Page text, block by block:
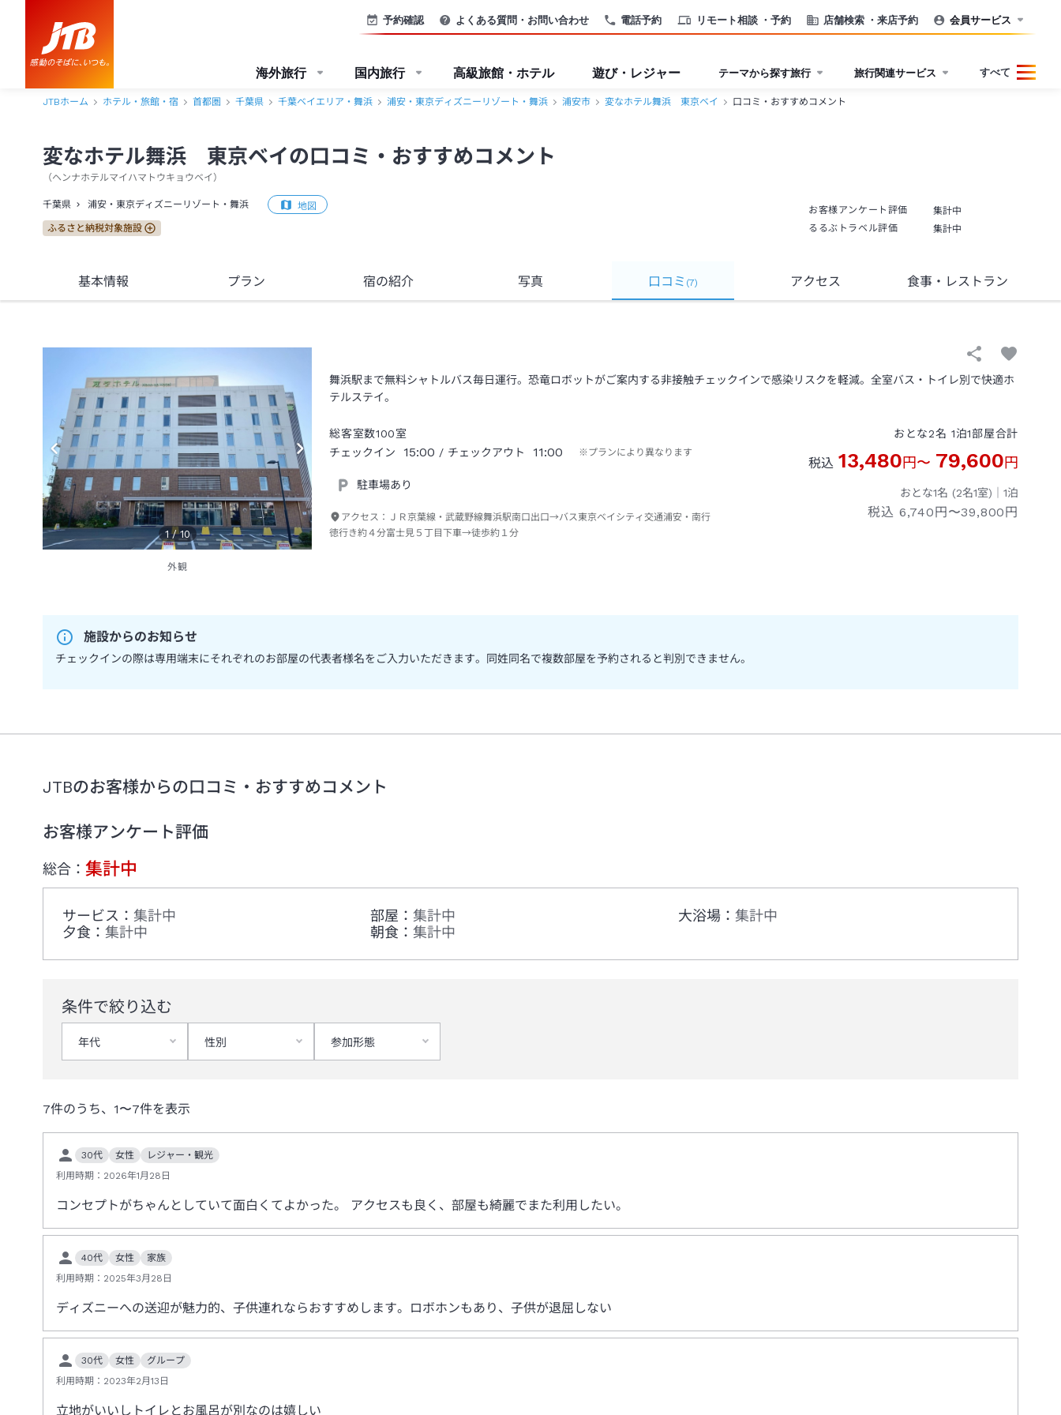
電話予約 リモート相談 ・予約 店舗検索 ・来店予約
予約確認 よくある質問・お問い合わせ 会員サービス
海外旅行 国内旅行 高級旅館・ホテル 遊び・レジャー テーマから探す旅行 旅行関連サービス すべて
JTBホーム ホテル・旅館・宿 首都圏 千葉県 千葉ベイエリア・舞浜 浦安・東京ディズニーリゾート・舞浜 浦安市 変なホテル舞浜 東京ベイ 口コミ・おすすめコメント
変なホテル舞浜 東京ベイの口コミ・おすすめコメント
（ヘンナホテルマイハマトウキョウベイ ）
千葉県 浦安・東京ディズニーリゾート・舞浜 地図
ふるさと納税対象施設
お客様アンケート評価
集計中
るるぶトラベル評価
集計中
基本情報 プラン 宿の紹介 写真 口コミ (7) アクセス 食事・レストラン
1 /10
外観
舞浜駅まで無料シャトルバス毎日運行。恐竜ロボットがご案内する非接触チェックインで感染リスクを軽減。全室バス・トイレ別で快適ホ
テルステイ。
総客室数100室
チェックイン
15:00 / チェックアウト 11:00 ※プランにより異なります
駐車場あり
アクセス： ＪＲ京葉線・武蔵野線舞浜駅南口出口→バス東京ベイシティ交通浦安・南行
徳行き約４分富士見５丁目下車→徒歩約１分
おとな2名 1泊1部屋合計
税込 13,480円〜 79,600円
おとな1名 (2名1室)｜ 1泊
税込 6,740円〜39,800円
施設からのお知らせ
チェックインの際は専用端末にそれぞれのお部屋の代表者様名をご入力いただきます。同姓同名で複数部屋を予約されると判別できません。
JTBのお客様からの口コミ・おすすめコメント
お客様アンケート評価
総合： 集計中
サービス ： 集計中 部屋 ： 集計中 大浴場 ： 集計中
夕食 ： 集計中 朝食 ： 集計中
条件で絞り込む
年代 性別 参加形態
7件のうち、 1〜7件を表示
30代 女性
レジャー・観光
利用時期： 2026年1月28日
コンセプトがちゃんとしていて面白くてよかった。 アクセスも良く、部屋も綺麗でまた利用したい。
40代 女性
家族
利用時期： 2025年3月28日
ディズニーへの送迎が魅力的、子供連れならおすすめします。ロボホンもあり、子供が退屈しない
30代 女性
グループ
利用時期： 2023年2月13日
立地がいいしトイレとお風呂が別なのは嬉しい